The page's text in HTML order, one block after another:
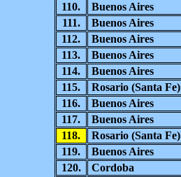
110.
Buenos Aires
111.
Buenos Aires
112.
Buenos Aires
113.
Buenos Aires
114.
Buenos Aires
115.
Rosario (Santa Fe)
116.
Buenos Aires
117.
Buenos Aires
118.
Rosario (Santa Fe)
119.
Buenos Aires
120.
Cordoba